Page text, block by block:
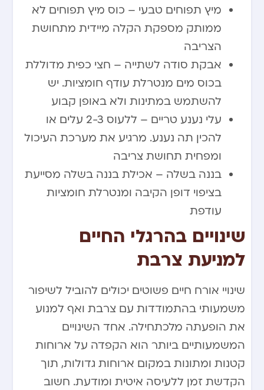
מיץ תפוחים טבעי – כוס מיץ תפוחים לא
ממותק מספקת הקלה מיידית מתחושת
הצריבה
אבקת סודה לשתייה – חצי כפית מדוללת
בכוס מים מנטרלת עודף חומציות. יש
להשתמש במתינות ולא באופן קבוע
עלי נענע טריים – ללעוס 2-3 עלים או
להכין תה נענע. מרגיע את מערכת העיכול
ומפחית תחושת צריבה
בננה בשלה – אכילת בננה בשלה מסייעת
בציפוי דופן הקיבה ומנטרלת חומציות
עודפת
שינויים בהרגלי החיים
למניעת צרבת
שינויי אורח חיים פשוטים יכולים להוביל לשיפור
משמעותי בהתמודדות עם צרבת ואף למנוע
את הופעתה מלכתחילה. אחד השינויים
המשמעותיים ביותר הוא הקפדה על ארוחות
קטנות ומתונות במקום ארוחות גדולות, תוך
הקדשת זמן ללעיסה איטית ומודעת. חשוב